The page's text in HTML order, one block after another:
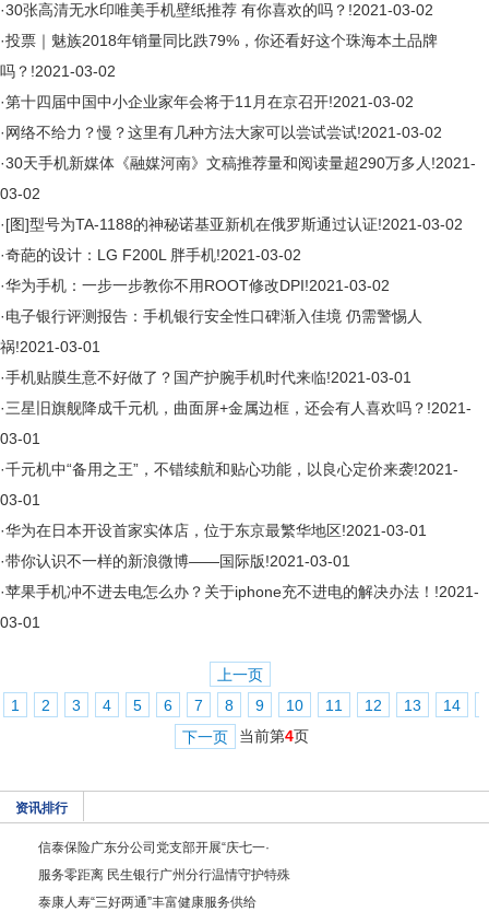
·30张高清无水印唯美手机壁纸推荐 有你喜欢的吗？!2021-03-02
·投票｜魅族2018年销量同比跌79%，你还看好这个珠海本土品牌
吗？!2021-03-02
·第十四届中国中小企业家年会将于11月在京召开!2021-03-02
·网络不给力？慢？这里有几种方法大家可以尝试尝试!2021-03-02
·30天手机新媒体《融媒河南》文稿推荐量和阅读量超290万多人!2021-
03-02
·[图]型号为TA-1188的神秘诺基亚新机在俄罗斯通过认证!2021-03-02
·奇葩的设计：LG F200L 胖手机!2021-03-02
·华为手机：一步一步教你不用ROOT修改DPI!2021-03-02
·电子银行评测报告：手机银行安全性口碑渐入佳境 仍需警惕人
祸!2021-03-01
·手机贴膜生意不好做了？国产护腕手机时代来临!2021-03-01
·三星旧旗舰降成千元机，曲面屏+金属边框，还会有人喜欢吗？!2021-
03-01
·千元机中“备用之王”，不错续航和贴心功能，以良心定价来袭!2021-
03-01
·华为在日本开设首家实体店，位于东京最繁华地区!2021-03-01
·带你认识不一样的新浪微博——国际版!2021-03-01
·苹果手机冲不进去电怎么办？关于iphone充不进电的解决办法！!2021-
03-01
上一页
1
2 3 4 5 6 7 8 9 10 11 12 13 14
下一页
当前第4页
资讯排行
信泰保险广东分公司党支部开展“庆七一·
服务零距离 民生银行广州分行温情守护特殊
泰康人寿“三好两通”丰富健康服务供给